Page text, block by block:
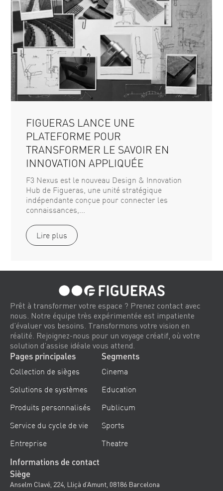
FIGUERAS LANCE UNE
PLATEFORME POUR
TRANSFORMER LE SAVOIR EN
INNOVATION APPLIQUÉE
F3 Nexus est le nouveau Design & Innovation
Hub de Figueras, une unité stratégique
indépendante conçue pour connecter les
connaissances,...
Lire plus
Prêt à transformer votre espace ? Prenez contact avec
nous. Notre équipe très expérimentée est impatiente
d’évaluer vos besoins. Transformons votre vision en
réalité. Rejoignez-nous pour un voyage créatif, où votre
solution d’assise idéale vous attend.
Pages principales
Collection de sièges
Solutions de systèmes
Produits personnalisés
Service du cycle de vie
Entreprise
Segments
Cinema
Education
Publicum
Sports
Theatre
Informations de contact
Siège
Anselm Clavé, 224, Lliçà d’Amunt, 08186 Barcelona